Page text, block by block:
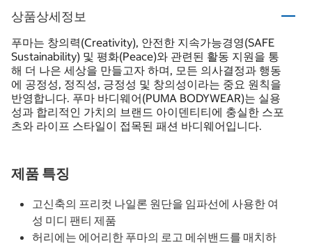
상품상세정보
푸마는 창의력(Creativity), 안전한 지속가능경영(SAFE
Sustainability) 및 평화(Peace)와 관련된 활동 지원을 통
해 더 나은 세상을 만들고자 하며, 모든 의사결정과 행동
에 공정성, 정직성, 긍정성 및 창의성이라는 중요 원칙을
반영합니다. 푸마 바디웨어(PUMA BODYWEAR)는 실용
성과 합리적인 가치의 브랜드 아이덴티티에 충실한 스포
츠와 라이프 스타일이 접목된 패션 바디웨어입니다.
제품 특징
고신축의 프리컷 나일론 원단을 임파선에 사용한 여
성 미디 팬티 제품
허리에는 에어리한 푸마의 로고 메쉬밴드를 매치하